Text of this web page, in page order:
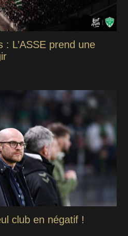
L’ASSE prend une
club en négatif !